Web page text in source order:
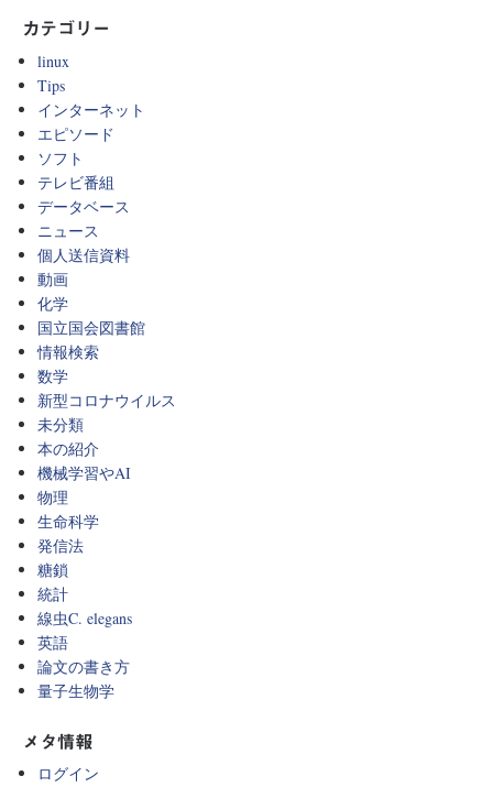
カテゴリー
linux
Tips
インターネット
エピソード
ソフト
テレビ番組
データベース
ニュース
個人送信資料
動画
化学
国立国会図書館
情報検索
数学
新型コロナウイルス
未分類
本の紹介
機械学習やAI
物理
生命科学
発信法
糖鎖
統計
線虫C. elegans
英語
論文の書き方
量子生物学
メタ情報
ログイン